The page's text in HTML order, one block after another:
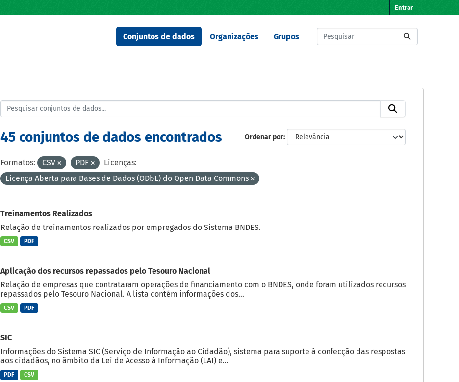
Entrar
Conjuntos de dados Organizações Grupos
Ordenar por
45 conjuntos de dados encontrados
Formatos: CSV PDF
Licenças:
Licença Aberta para Bases de Dados (ODbL) do Open Data Commons
Treinamentos Realizados
Relação de treinamentos realizados por empregados do Sistema BNDES.
CSV PDF
Aplicação dos recursos repassados pelo Tesouro Nacional
Relação de empresas que contrataram operações de financiamento com o BNDES, onde foram utilizados recursos
repassados pelo Tesouro Nacional. A lista contém informações dos...
CSV PDF
SIC
Informações do Sistema SIC (Serviço de Informação ao Cidadão), sistema para suporte à confecção das respostas
aos cidadãos, no âmbito da Lei de Acesso à Informação (LAI) e...
PDF CSV